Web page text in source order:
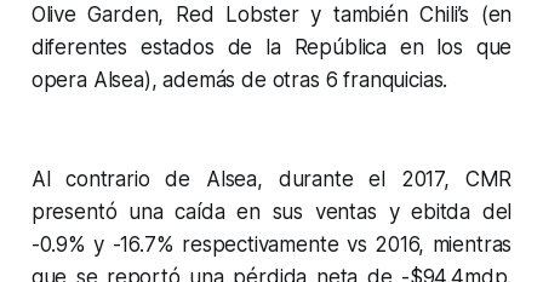
Olive Garden, Red Lobster y también Chili’s (en
diferentes estados de la República en los que
opera Alsea), además de otras 6 franquicias.
Al contrario de Alsea, durante el 2017, CMR
presentó una caída en sus ventas y ebitda del
-0.9% y -16.7% respectivamente vs 2016, mientras
que se reportó una pérdida neta de -$94.4mdp.